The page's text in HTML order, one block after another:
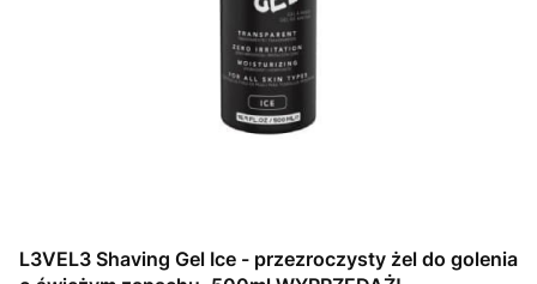
L3VEL3 Shaving Gel Ice - przezroczysty żel do golenia